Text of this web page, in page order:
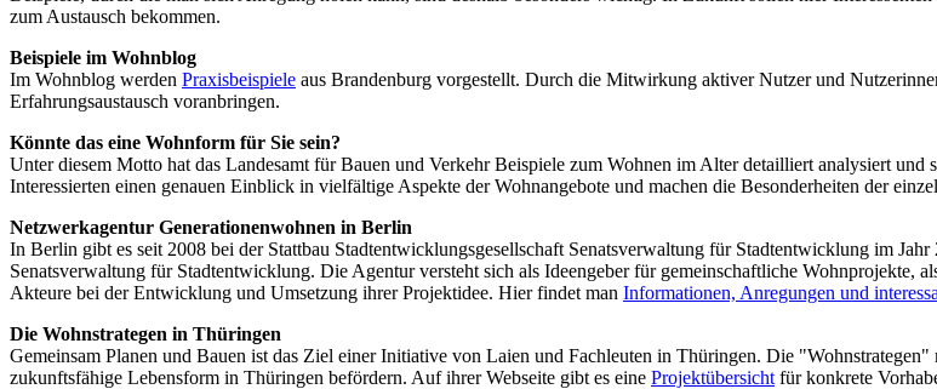
zum Austausch bekommen.
Beispiele im Wohnblog
Im Wohnblog werden Praxisbeispiele aus Brandenburg vorgestellt. Durch die Mitwirkung aktiver Nutzer und
Erfahrungsaustausch voranbringen.
Könnte das eine Wohnform für Sie sein?
Unter diesem Motto hat das Landesamt für Bauen und Verkehr Beispiele zum Wohnen im Alter detailliert analysiert und
Interessierten einen genauen Einblick in vielfältige Aspekte der Wohnangebote und machen die Besonderheiten der
Netzwerkagentur Generationenwohnen in Berlin
In Berlin gibt es seit 2008 bei der Stattbau Stadtentwicklungsgesellschaft Senatsverwaltung für Stadtentwicklung im
Senatsverwaltung für Stadtentwicklung. Die Agentur versteht sich als Ideengeber für gemeinschaftliche Wohnprojekte,
Akteure bei der Entwicklung und Umsetzung ihrer Projektidee. Hier findet man Informationen, Anregungen und
Die Wohnstrategen in Thüringen
Gemeinsam Planen und Bauen ist das Ziel einer Initiative von Laien und Fachleuten in Thüringen. Die
zukunftsfähige Lebensform in Thüringen befördern. Auf ihrer Webseite gibt es eine Projektübersicht für konkrete